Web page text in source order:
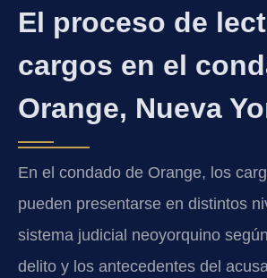
El proceso de
cargos en el
Orange, Nueva
En el condado de Orange, los
pueden presentarse en distintos
sistema judicial neoyorquino
delito y los antecedentes del